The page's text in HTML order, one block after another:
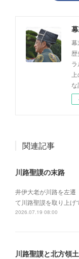
幕
関連記事
川路聖謨の末路
井伊大老が川路を左
て川路聖謨を取り上げ
2026.07.19 08:00
川路聖謨と北方領土